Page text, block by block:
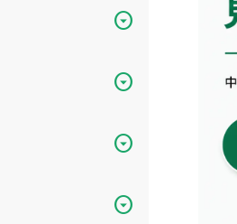
arrow_drop_down_circle
arrow_drop_down_circle
arrow_drop_down_circle
arrow_drop_down_circle